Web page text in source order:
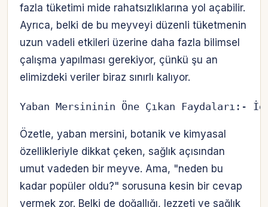
fazla tüketimi mide rahatsızlıklarına yol açabilir.
Ayrıca, belki de bu meyveyi düzenli tüketmenin
uzun vadeli etkileri üzerine daha fazla bilimsel
çalışma yapılması gerekiyor, çünkü şu an
elimizdeki veriler biraz sınırlı kalıyor.
Yaban Mersininin Öne Çıkan
Özetle, yaban mersini, botanik ve kimyasal
özellikleriyle dikkat çeken, sağlık açısından
umut vadeden bir meyve. Ama, "neden bu
kadar popüler oldu?" sorusuna kesin bir cevap
vermek zor. Belki de doğallığı, lezzeti ve sağlık